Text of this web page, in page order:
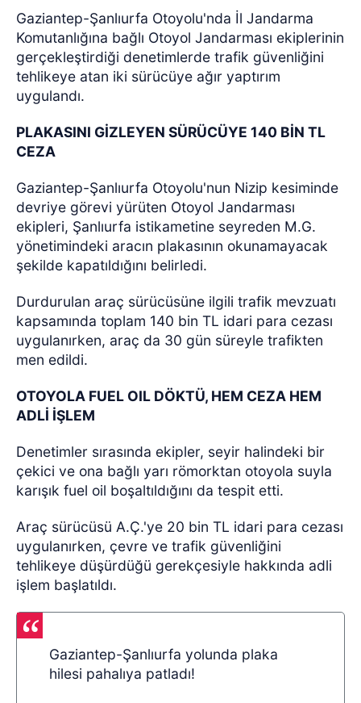
Gaziantep-Şanlıurfa Otoyolu'nda İl Jandarma
Komutanlığına bağlı Otoyol Jandarması ekiplerinin
gerçekleştirdiği denetimlerde trafik güvenliğini
tehlikeye atan iki sürücüye ağır yaptırım
uygulandı.
PLAKASINI GİZLEYEN SÜRÜCÜYE 140 BİN TL
CEZA
Gaziantep-Şanlıurfa Otoyolu'nun Nizip kesiminde
devriye görevi yürüten Otoyol Jandarması
ekipleri, Şanlıurfa istikametine seyreden M.G.
yönetimindeki aracın plakasının okunamayacak
şekilde kapatıldığını belirledi.
Durdurulan araç sürücüsüne ilgili trafik mevzuatı
kapsamında toplam 140 bin TL idari para cezası
uygulanırken, araç da 30 gün süreyle trafikten
men edildi.
OTOYOLA FUEL OIL DÖKTÜ, HEM CEZA HEM
ADLİ İŞLEM
Denetimler sırasında ekipler, seyir halindeki bir
çekici ve ona bağlı yarı römorktan otoyola suyla
karışık fuel oil boşaltıldığını da tespit etti.
Araç sürücüsü A.Ç.'ye 20 bin TL idari para cezası
uygulanırken, çevre ve trafik güvenliğini
tehlikeye düşürdüğü gerekçesiyle hakkında adli
işlem başlatıldı.
Gaziantep-Şanlıurfa yolunda plaka
hilesi pahalıya patladı!